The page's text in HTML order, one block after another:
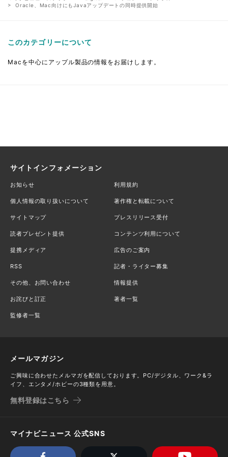
Oracle、Mac向けにもJavaアップデートの同時提供開始
このカテゴリーについて
Macを中心にアップル製品の情報をお届けします。
サイトインフォメーション
お知らせ 利用規約
個人情報の取り扱いについて 著作権と転載について
サイトマップ プレスリリース受付
読者プレゼント提供 コンテンツ利用について
提携メディア 広告のご案内
RSS 記者・ライター募集
その他、お問い合わせ 情報提供
お詫びと訂正 著者一覧
監修者一覧
メールマガジン
ご興味に合わせたメルマガを配信しております。PC/デジタル、ワーク&ラ
イフ、エンタメ/ホビーの3種類を用意。
無料登録はこちら
マイナビニュース 公式SNS